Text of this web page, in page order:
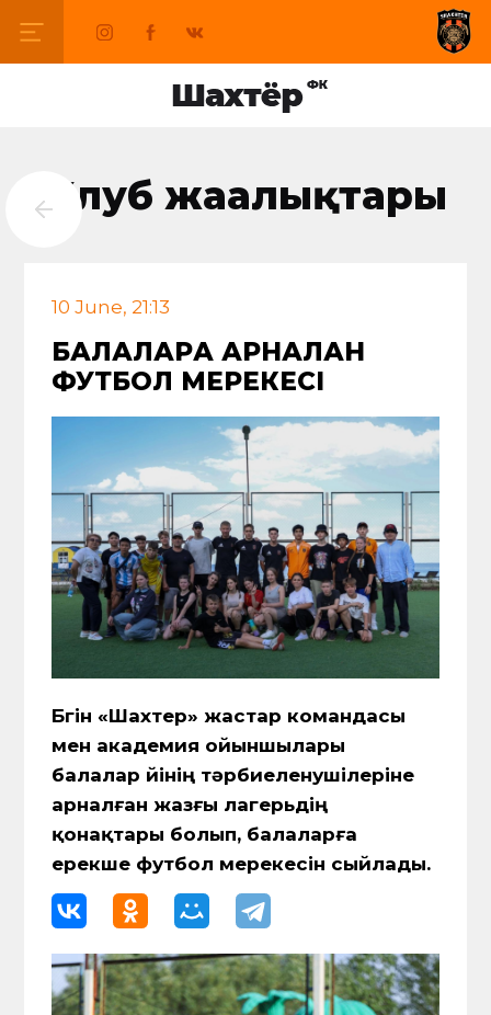
Клуб жаңалықтары
10 June, 21:13
БАЛАЛАРҒА АРНАЛҒАН
ФУТБОЛ МЕРЕКЕСІ
Бүгін «Шахтер» жастар командасы
мен академия ойыншылары
балалар үйінің тәрбиеленушілеріне
арналған жазғы лагерьдің
қонақтары болып, балаларға
ерекше футбол мерекесін сыйлады.